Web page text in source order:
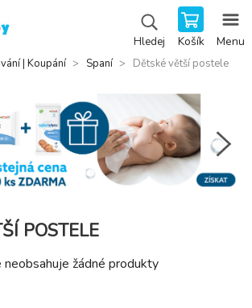
Hledej Košík Menu
| Koupání Spaní Dětské větší postele
POSTELE
žádné produkty